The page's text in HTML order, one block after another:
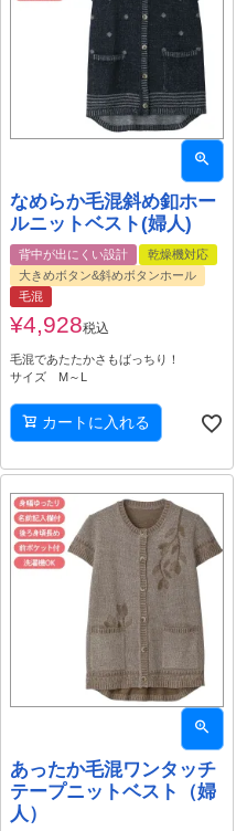
なめらか毛混斜め釦ホー
ルニットベスト(婦人)
背中が出にくい設計
乾燥機対応
大きめボタン&斜めボタンホール
毛混
¥4,928税込
毛混であたたかさもばっちり！
サイズ M～L
カートに入れる
あったか毛混ワンタッチ
テープニットベスト（婦
人）